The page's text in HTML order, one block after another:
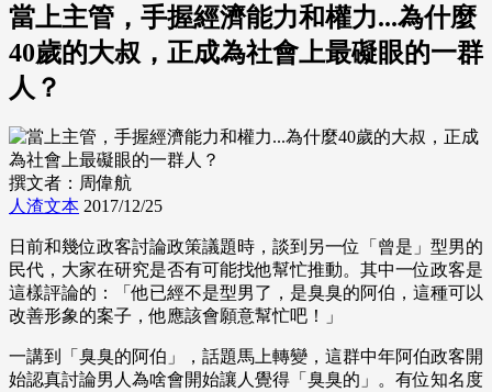
當上主管，手握經濟能力和權力...為什麼
40歲的大叔，正成為社會上最礙眼的一群
人？
撰文者：周偉航
人渣文本 2017/12/25
日前和幾位政客討論政策議題時，談到另一位「曾是」型男的
民代，大家在研究是否有可能找他幫忙推動。其中一位政客是
這樣評論的：「他已經不是型男了，是臭臭的阿伯，這種可以
改善形象的案子，他應該會願意幫忙吧！」
一講到「臭臭的阿伯」，話題馬上轉變，這群中年阿伯政客開
始認真討論男人為啥會開始讓人覺得「臭臭的」。有位知名度